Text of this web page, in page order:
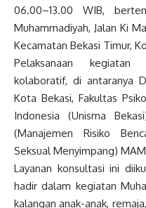
06.00–13.00 WIB,
Muhammadiyah, Jalan Ki
Kecamatan Bekasi Timur,
Pelaksanaan
kolaboratif, di antaranya
Kota Bekasi, Fakultas
Indonesia (Unisma
(Manajemen Risiko
Seksual Menyimpang)
Layanan konsultasi ini
hadir dalam kegiatan
kalangan anak-anak,